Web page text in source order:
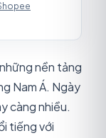
nền tảng
Nam Á. Ngày
càng nhiều.
tiếng với